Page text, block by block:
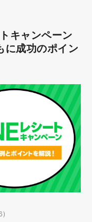
キャンペーン
に成功のポイン